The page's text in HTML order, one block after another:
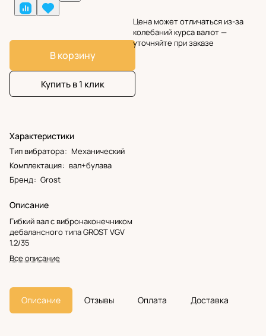
В корзину
Купить в 1 клик
Характеристики
Тип вибратора: Механический
Комплектация: вал+булава
Бренд: Grost
Описание
Гибкий вал с вибронаконечником
дебалансного типа GROST VGV
1.2/35
Все описание
Цена может отличаться из-за
колебаний курса валют —
уточняйте при заказе
Описание Отзывы Оплата Доставка